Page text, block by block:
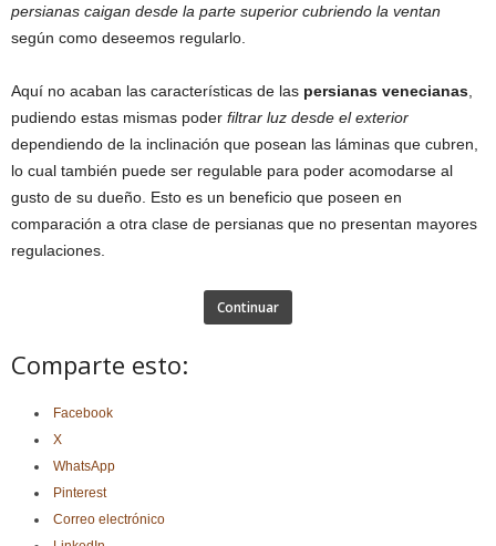
persianas caigan desde la parte superior cubriendo la ventan
según como deseemos regularlo.
Aquí no acaban las características de las persianas venecianas
pudiendo estas mismas poder filtrar luz desde el exterior
dependiendo de la inclinación que posean las láminas que cubren,
lo cual también puede ser regulable para poder acomodarse al
gusto de su dueño. Esto es un beneficio que poseen en
comparación a otra clase de persianas que no presentan mayores
regulaciones.
Continuar
Comparte esto:
Facebook
X
WhatsApp
Pinterest
Correo electrónico